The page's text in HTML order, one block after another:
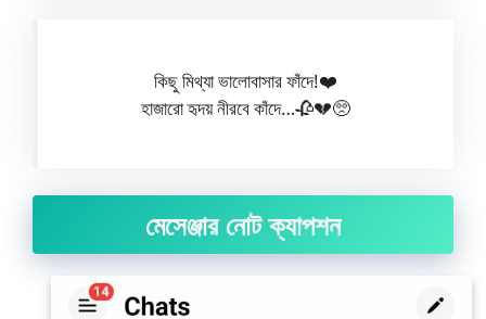
কিছু মিথ্যা ভালোবাসার ফাঁদে!❤️
হাজারো হৃদয় নীরবে কাঁদে…🥀💔🥺
মেসেঞ্জার নোট ক্যাপশন